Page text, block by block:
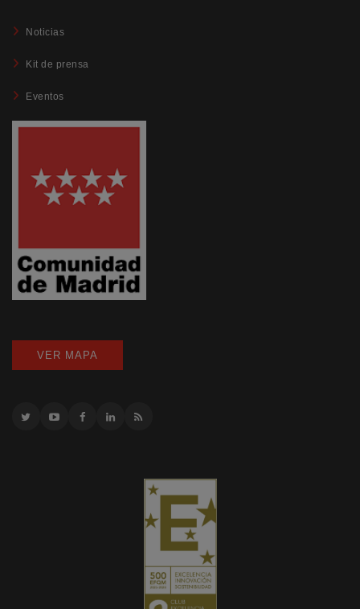
Noticias
Kit de prensa
Eventos
VER MAPA